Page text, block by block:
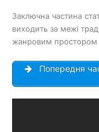
Заключна частина
виходить за межі
жанровим простором
Попередня